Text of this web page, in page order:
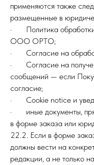
применяются также
размещенные в
· Политика
ООО ОРТО;
· Согласие на
· Согласие на
сообщений — если
согласие;
· Cookie notice и
· иные документы,
в форме заказа или
22.2. Если в форме
должны вести на
редакции, а не только